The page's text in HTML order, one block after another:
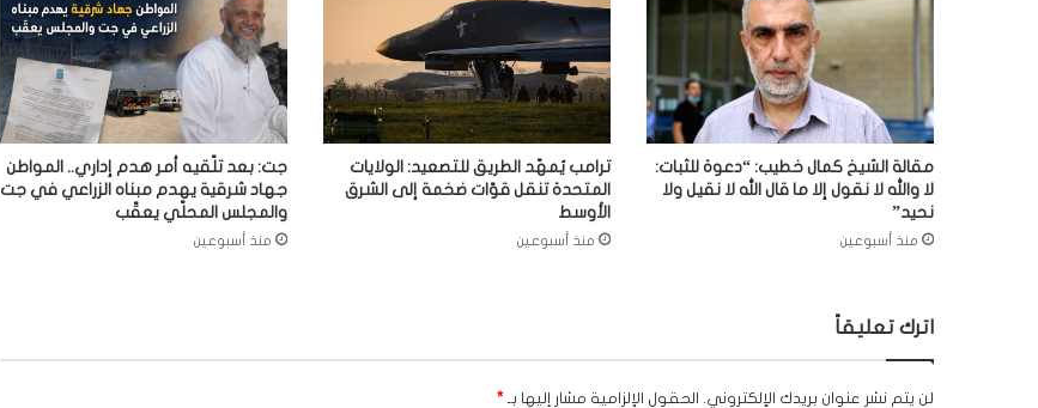
مقالة الشيخ كمال خطيب: “دعوة للثبات:
لا والله لا نقول إلا ما قال الله لا نقيل ولا
نحيد”
منذ أسبوعين
ترامب يُمهّد الطريق للتصعيد: الولايات
المتحدة تنقل قوّات ضخمة إلى الشرق
الأوسط
منذ أسبوعين
جت: بعد تلّقيه أمر هدم إداري.. المواطن
جهاد شرقية يهدم مبناه الزراعي في جت
والمجلس المحلّي يعقّب
منذ أسبوعين
اترك تعليقاً
لن يتم نشر عنوان بريدك الإلكتروني. الحقول الإلزامية مشار إليها بـ *